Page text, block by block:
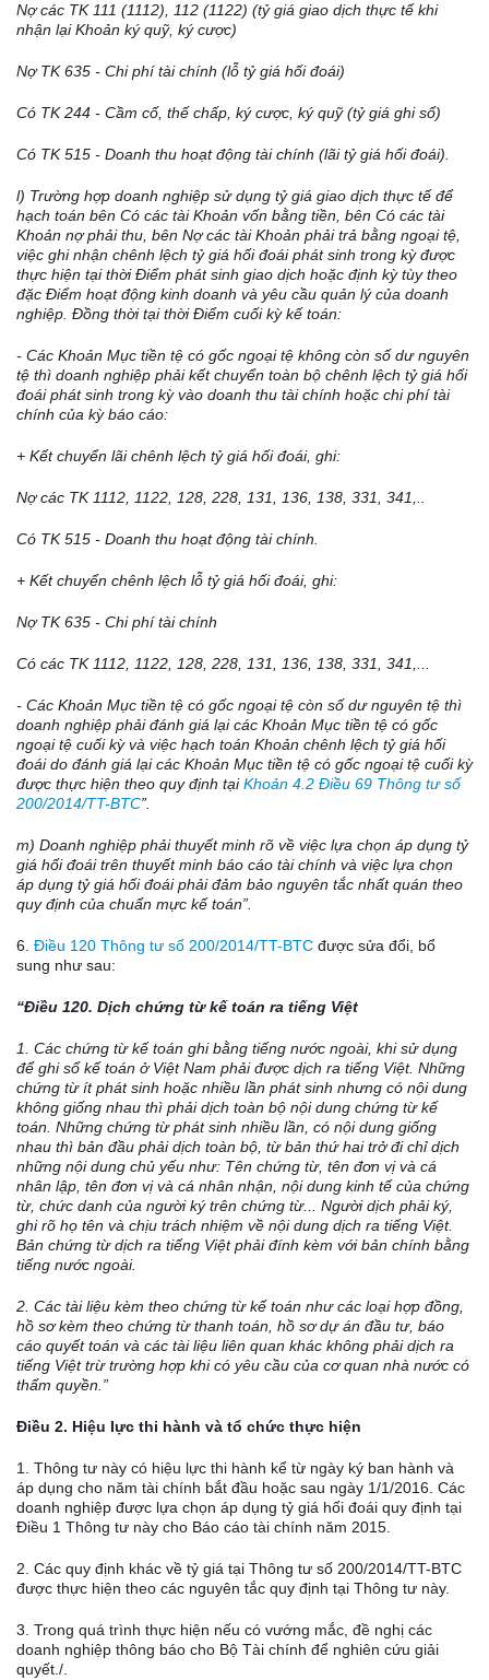
Nợ các TK 111 (1112), 112 (1122) (tỷ giá giao dịch thực tếkhi
nhận lại Khoản kýquỹ, kýcược)
Nợ TK 635 - Chi phí tài chính (lỗ tỷ giá hối đoái)
Có TK 244 - Cầm cố, thếchấp, ký cược, kýquỹ (tỷ giá ghi sổ)
Có TK 515 - Doanh thu hoạt động tài chính (lãi tỷ giá hối đoái).
l) Trường hợp doanh nghiệp sử dụng tỷ giá giao dịch thực tế để
hạch toán bên Có các tài Khoản vốn bằng tiền, bên Có các tài
Khoản nợ phải thu, bên Nợ các tài Khoản phải trả bằng ngoại tệ,
việc ghi nhận chênh lệch tỷ giá hối đoái phát sinh trong kỳ được
thực hiện tại thời Điểm phát sinh giao dịch hoặc định kỳ tùy theo
đặc Điểm hoạt động kinh doanh và yêu cầu quản lýcủa doanh
nghiệp. Đồng thời tại thời Điểm cuối kỳ kế toán:
- Các Khoản Mục tiền tệ có gốc ngoại tệ không còn số dư nguyên
tệ thì doanh nghiệp phải kết chuyển toàn bộ chênh lệch tỷgiá hối
đoáiphát sinh trong kỳ vào doanh thu tài chính hoặc chiphí tài
chính của kỳ báo cáo:
+ Kết chuyển lãi chênh lệch tỷ giá hối đoái, ghi:
Nợ các TK 1112, 1122, 128, 228, 131, 136, 138, 331, 341,..
Có TK 515 - Doanh thu hoạt động tài chính.
+ Kếtchuyển chênh lệch lỗ tỷ giá hối đoái, ghi:
Nợ TK 635 - Chi phí tài chính
Có các TK 1112, 1122, 128, 228, 131, 136, 138, 331, 341,...
- Các Khoản Mục tiền tệ có gốc ngoại tệ còn sốdư nguyên tệ thì
doanh nghiệp phải đánh giá lại các Khoản Mục tiền tệ có gốc
ngoại tệ cuối kỳ và việc hạch toán Khoản chênh lệch tỷ giá hối
đoái do đánh giá lại các Khoản Mục tiền tệ có gốc ngoại tệ cuối kỳ
được thực hiện theo quy định tạiKhoản 4.2 Điều 69 Thông tư số
200/2014/TT-BTC”.
m) Doanh nghiệp phải thuyết minh rõ về việc lựa chọn áp dụng tỷ
giá hối đoái trên thuyết minh báo cáo tài chính và việc lựa chọn
áp dụng tỷ giá hối đoái phải đảm bảo nguyên tắc nhất quán theo
quy định của chuẩn mực kế toán”.
6. Điều 120 Thông tư số 200/2014/TT-BTC được sửa đổi, bổ
sung như sau:
“Điều 120. Dịch chứng từ kế toán ra tiếng Việt
1. Các chứng từ kế toán ghi bằng tiếng nước ngoài, khi sử dụng
đểghi sổkế toán ở Việt Nam phải được dịch ra tiếng Việt. Những
chứng từ ít phát sinh hoặc nhiều lần phátsinh nhưng có nội dung
không giống nhau thì phải dịch toàn bộ nội dung chứng từ kế
toán. Những chứng từ phát sinh nhiều lần, có nội dung giống
nhau thì bản đầu phải dịch toàn bộ, từ bản thứ hai trở đi chỉ dịch
những nội dung chủ yếu như: Tên chứng từ, tên đơn vị và cá
nhân lập, tên đơn vị và cá nhân nhận, nội dung kinh tế của chứng
từ, chức danh của người kýtrên chứng từ... Người dịch phải ký,
ghi rõ họ tên và chịu trách nhiệm về nội dung dịch ra tiếng Việt.
Bản chứng từ dịch ra tiếng Việt phải đính kèm với bản chính bằng
tiếng nước ngoài.
2. Các tài liệu kèm theo chứng từ kế toán như các loại hợp đồng,
hồ sơ kèm theo chứng từ thanh toán, hồ sơ dự án đầu tư, báo
cáo quyết toán và các tài liệu liên quan khác không phải dịch ra
tiếng Việt trừ trường hợp khicó yêu cầu của cơ quan nhà nước có
thẩm quyền.”
Điều 2. Hiệu Iực thi hành và tổ chức thực hiện
1. Thông tư này có hiệu lực thi hành kể từ ngày ký ban hành và
áp dụng cho năm tài chính bắt đầu hoặc sau ngày 1/1/2016. Các
doanh nghiệp được lựa chọn áp dụng tỷ giá hối đoái quy định tại
Điều 1 Thông tư này cho Báo cáo tài chính năm 2015.
2. Các quy định khác về tỷ giá tại Thông tư số 200/2014/TT-BTC
được thực hiện theo các nguyên tắc quy định tại Thông tư này.
3. Trong quá trình thực hiện nếu có vướng mắc, đề nghị các
doanh nghiệp thông báo cho Bộ Tài chính để nghiên cứu giải
quyết./.